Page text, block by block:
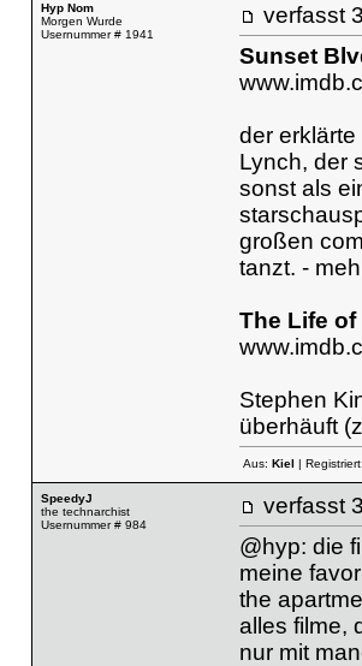
Hyp Nom
Morgen Wurde
Usernummer # 1941
verfasst
Sunset
der
Lynch, der
sonst als
großen
tanzt. -
The Life of
Stephen
überhäuft
Aus: Kiel | Registriert:
SpeedyJ
the technarchist
Usernummer # 984
verfasst
@hyp: die
meine
the
alles filme,
nur mit